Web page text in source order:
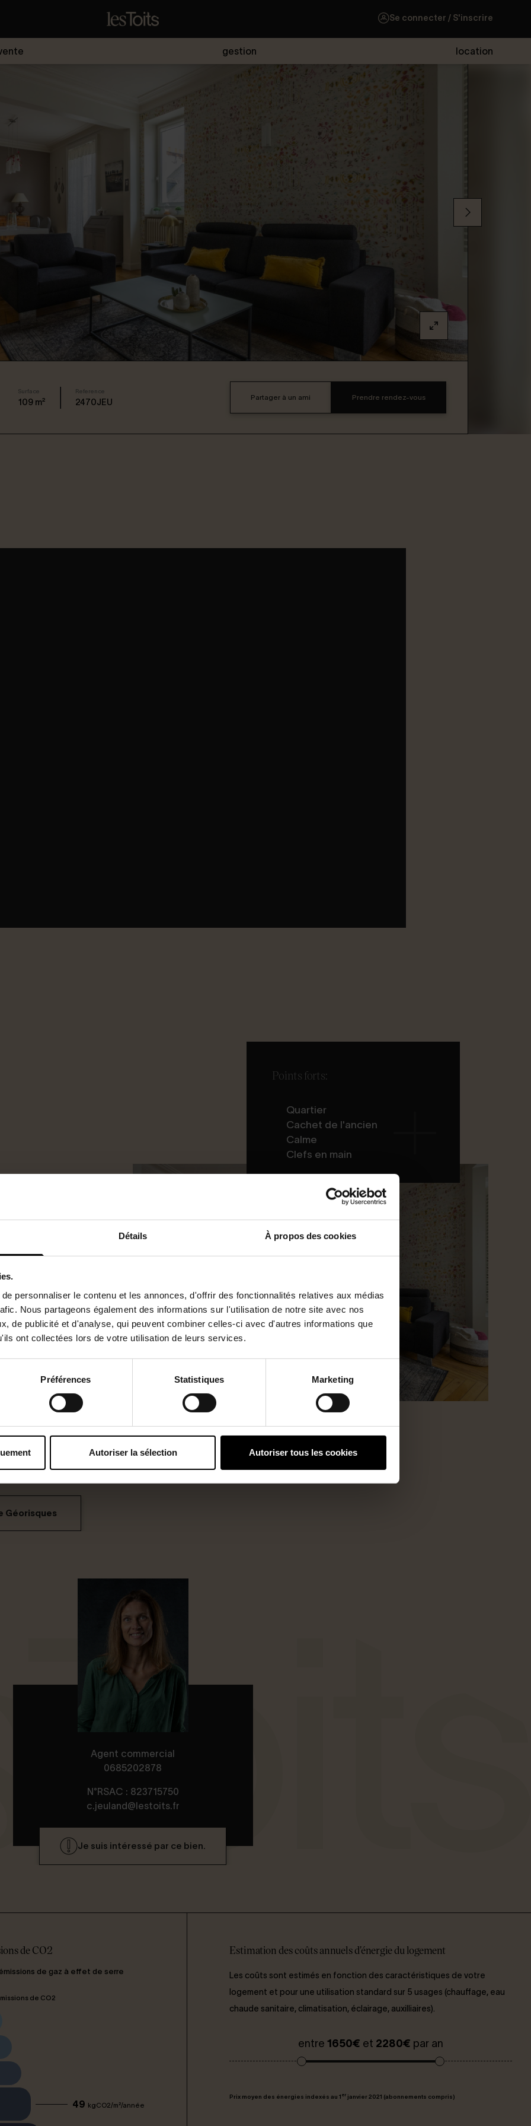
Détails À propos des cookies
personnaliser le contenu et les annonces, d'offrir des fonctionnalités relatives aux médias
Nous partageons également des informations sur l'utilisation de notre site avec nos
de publicité et d'analyse, qui peuvent combiner celles-ci avec d'autres informations que
ont collectées lors de votre utilisation de leurs services.
Préférences Statistiques Marketing
Autoriser la sélection Autoriser tous les cookies
Se connecter / S'inscrire
gestion location
Surface
109 m²
Reference
2470JEU Partager à un ami Prendre rendez-vous
Points forts:
Quartier
Cachet de l'ancien
Calme
Clefs en main
Géorisques
Agent commercial
0685202878
N°RSAC : 823715750
c.jeuland@lestoits.fr
Je suis intéressé par ce bien.
de CO2
de gaz à effet de serre
de CO2
49 kgCO2/m²/année
Estimation des coûts annuels d'énergie du logement
Les coûts sont estimés en fonction des caractéristiques de votre
logement et pour une utilisation standard sur 5 usages (chauffage, eau
chaude sanitaire, climatisation, éclairage, auxilliaires).
entre 1650€ et 2280€ par an
Prix moyen des énergies indexés au 1 er janvier 2021 (abonnements compris)